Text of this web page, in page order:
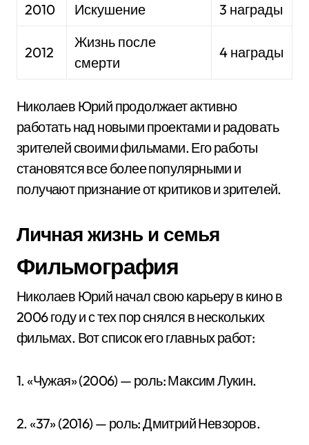
2010
Искушение 3 награды
2012
Жизнь после
смерти
4 награды
Николаев Юрий продолжает активно
работать над новыми проектами и радовать
зрителей своими фильмами. Его работы
становятся все более популярными и
получают признание от критиков и зрителей.
Личная жизнь и семья
Фильмография
Николаев Юрий начал свою карьеру в кино в
2006 году и с тех пор снялся в нескольких
фильмах. Вот список его главных работ:
1. «Чужая» (2006) — роль: Максим Лукин.
2. «37» (2016) — роль: Дмитрий Невзоров.